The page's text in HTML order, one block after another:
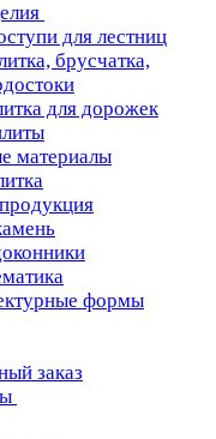
для лестниц
брусчатка,
для дорожек
материалы
формы
заказ